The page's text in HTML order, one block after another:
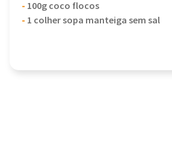
- 100g coco flocos
- 1 colher sopa manteiga sem sal